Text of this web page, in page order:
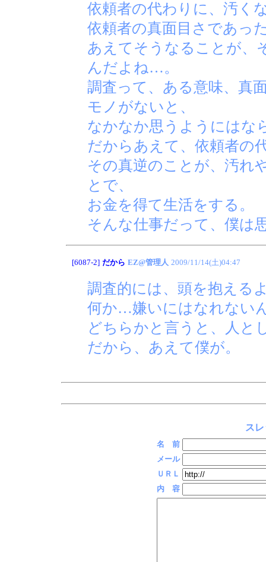
依頼者の代わりに、汚く
依頼者の真面目さであっ
あえてそうなることが、
んだよね…。
調査って、ある意味、真
モノがないと、
なかなか思うようにはな
だからあえて、依頼者の
その真逆のことが、汚れ
とで、
お金を得て生活をする。
そんな仕事だって、僕は
[6087-2] だから EZ@管理人 2009/11/14(土)04:47
調査的には、頭を抱える
何か…嫌いにはなれない
どちらかと言うと、人と
だから、あえて僕が。
ス
名 前
メール
ＵＲＬ
内 容